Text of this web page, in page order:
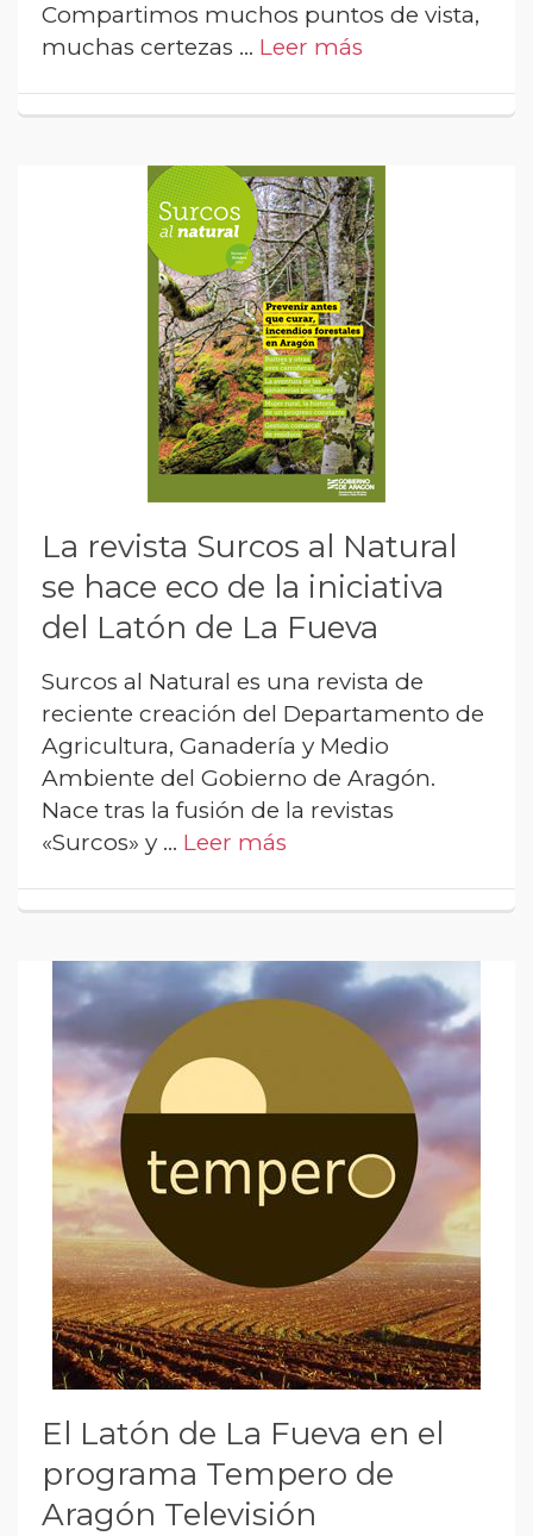
Compartimos muchos puntos de vista,
muchas certezas … Leer más
La revista Surcos al Natural
se hace eco de la iniciativa
del Latón de La Fueva
Surcos al Natural es una revista de
reciente creación del Departamento de
Agricultura, Ganadería y Medio
Ambiente del Gobierno de Aragón.
Nace tras la fusión de la revistas
«Surcos» y … Leer más
El Latón de La Fueva en el
programa Tempero de
Aragón Televisión